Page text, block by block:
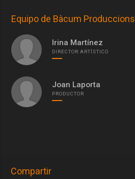
Equipo de Bàcum Produccions
Irina Martínez
DIRECTOR ARTÍSTICO
Joan Laporta
PRODUCTOR
Compartir